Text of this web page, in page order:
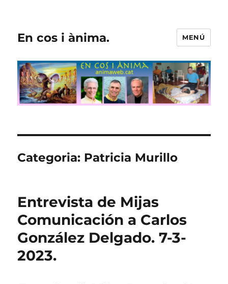
En cos i ànima. MENÚ
Categoria: Patricia Murillo
Entrevista de Mijas
Comunicación a Carlos
González Delgado. 7-3-
2023.